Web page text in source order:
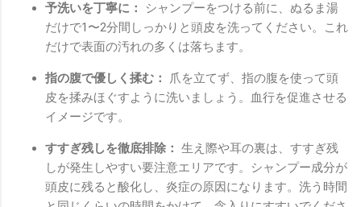
予洗いを丁寧に：
シャンプーをつける前に、ぬるま湯
だけで1〜2分間しっかりと頭皮を洗ってください。これ
だけで表面の汚れの多くは落ちます。
指の腹で優しく揉む：
爪を立てず、指の腹を使って頭
皮を揉みほぐすように洗いましょう。血行を促進させる
イメージです。
すすぎ残しを徹底排除： 生え際や耳の裏は、すすぎ残
しが発生しやすい要注意エリアです。シャンプー成分が
頭皮に残ると酸化し、炎症の原因になります。洗う時間